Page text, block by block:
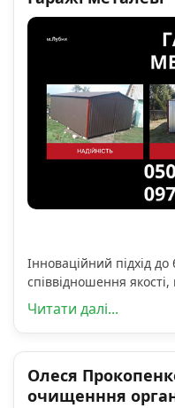
Інноваційний підхід
співвідношення
Читати далі...
Олеся
очищенння